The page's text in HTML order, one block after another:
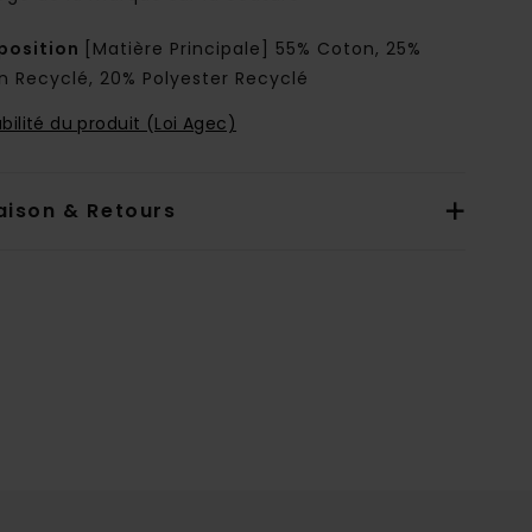
[Matière Principale] 55% Coton, 25%
Recyclé, 20% Polyester Recyclé
du produit (Loi Agec)
& Retours